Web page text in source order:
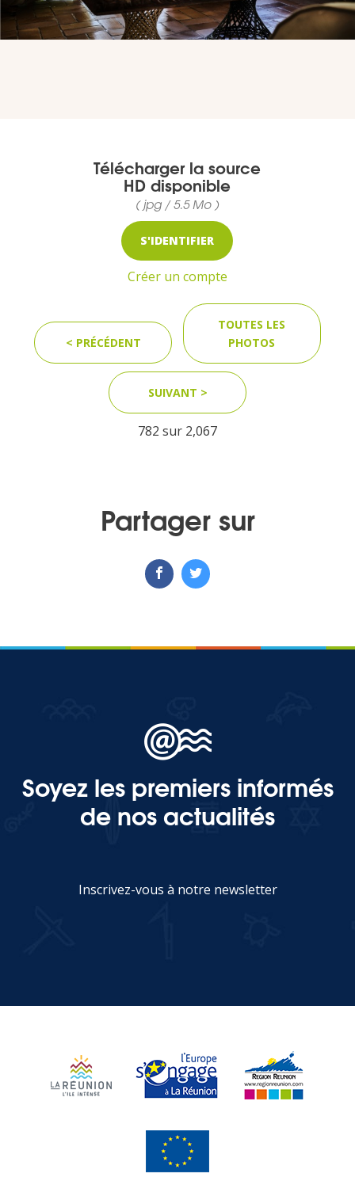
Qui sommes nous
Photothèque
Documents
Télécharger la source
HD disponible
( jpg / 5.5 Mo )
S'IDENTIFIER
Créer un compte
< PRÉCÉDENT
TOUTES LES
PHOTOS
SUIVANT >
782 sur 2,067
Partager sur
Soyez les premiers informés
de nos actualités
Inscrivez-vous à notre newsletter